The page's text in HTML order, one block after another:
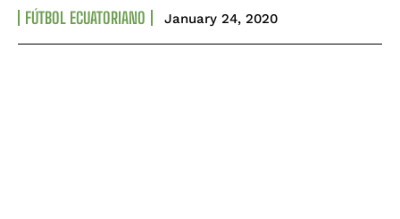
FÚTBOL ECUATORIANO January 24, 2020